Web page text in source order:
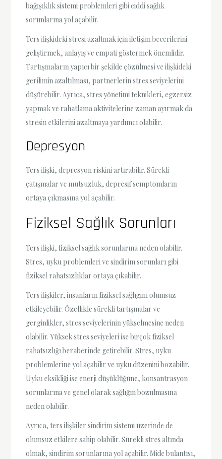
bağışıklık sistemi problemleri gibi ciddi sağlık
sorunlarına yol açabilir.
Ters ilişkideki stresi azaltmak için iletişim becerilerini
geliştirmek, anlayış ve empati göstermek önemlidir.
Tartışmaların yapıcı bir şekilde çözülmesi ve ilişkideki
gerilimin azaltılması, partnerlerin stres seviyelerini
düşürebilir. Ayrıca, stres yönetimi teknikleri, egzersiz
yapmak ve rahatlama aktivitelerine zaman ayırmak da
stresin etkilerini azaltmaya yardımcı olabilir.
Depresyon
Ters ilişki, depresyon riskini artırabilir. Sürekli
çatışmalar ve mutsuzluk, depresif semptomların
ortaya çıkmasına yol açabilir.
Fiziksel Sağlık Sorunları
Ters ilişki, fiziksel sağlık sorunlarına neden olabilir.
Stres, uyku problemleri ve sindirim sorunları gibi
fiziksel rahatsızlıklar ortaya çıkabilir.
Ters ilişkiler, insanların fiziksel sağlığını olumsuz
etkileyebilir. Özellikle sürekli tartışmalar ve
gerginlikler, stres seviyelerinin yükselmesine neden
olabilir. Yüksek stres seviyeleri ise birçok fiziksel
rahatsızlığı beraberinde getirebilir. Stres, uyku
problemlerine yol açabilir ve uyku düzenini bozabilir.
Uyku eksikliği ise enerji düşüklüğüne, konsantrasyon
sorunlarına ve genel olarak sağlığın bozulmasına
neden olabilir.
Ayrıca, ters ilişkiler sindirim sistemi üzerinde de
olumsuz etkilere sahip olabilir. Sürekli stres altında
olmak, sindirim sorunlarına yol açabilir. Mide bulantısı,